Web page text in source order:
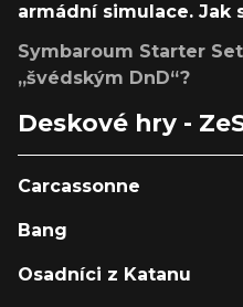
armádní simulace. Jak
Symbaroum Starter
„švédským DnD“?
Deskové hry -
Carcassonne
Bang
Osadníci z Katanu